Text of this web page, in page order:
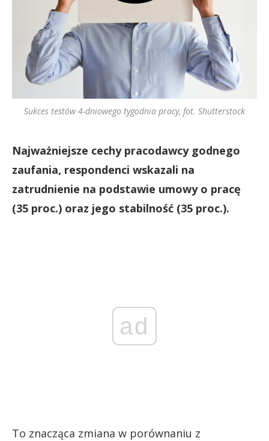
Sukces testów 4-dniowego tygodnia pracy, fot. Shutterstock
Najważniejsze cechy pracodawcy godnego
zaufania, respondenci wskazali na
zatrudnienie na podstawie umowy o pracę
(35 proc.) oraz jego stabilność (35 proc.).
ad
To znacząca zmiana w porównaniu z